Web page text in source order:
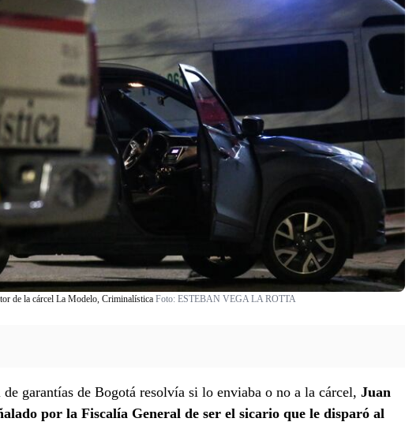
de la cárcel La Modelo, Criminalística Foto: ESTEBAN VEGA LA ROTTA
garantías de Bogotá resolvía si lo enviaba o no a la cárcel, Juan
por la Fiscalía General de ser el sicario que le disparó al